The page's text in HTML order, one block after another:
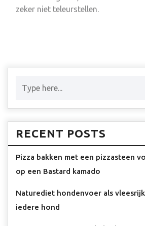
zeker niet teleurstellen.
RECENT POSTS
Pizza bakken met een pizzasteen
op een Bastard kamado
Naturediet hondenvoer als
iedere hond